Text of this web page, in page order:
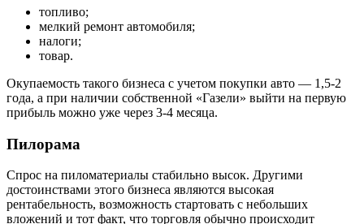
топливо;
мелкий ремонт автомобиля;
налоги;
товар.
Окупаемость такого бизнеса с учетом покупки авто — 1,5-2
года, а при наличии собственной «Газели» выйти на первую
прибыль можно уже через 3-4 месяца.
Пилорама
Спрос на пиломатериалы стабильно высок. Другими
достоинствами этого бизнеса являются высокая
рентабельность, возможность стартовать с небольших
вложений и тот факт, что торговля обычно происходит